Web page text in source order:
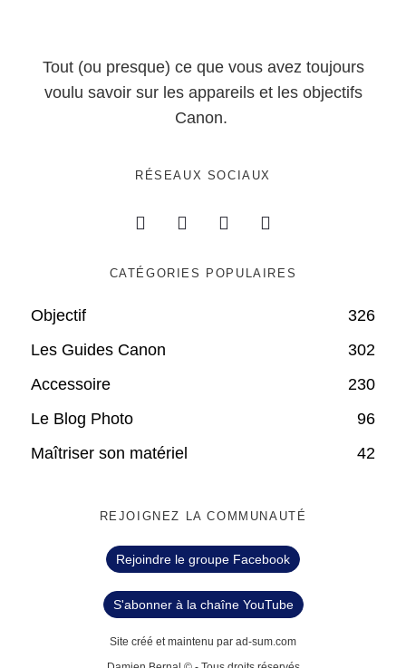
Tout (ou presque) ce que vous avez toujours
voulu savoir sur les appareils et les objectifs
Canon.
RÉSEAUX SOCIAUX
CATÉGORIES POPULAIRES
Objectif
326
Les Guides Canon
302
Accessoire
230
Le Blog Photo
96
Maîtriser son matériel
42
REJOIGNEZ LA COMMUNAUTÉ
Rejoindre le groupe Facebook
S'abonner à la chaîne YouTube
Site créé et maintenu par ad-sum.com